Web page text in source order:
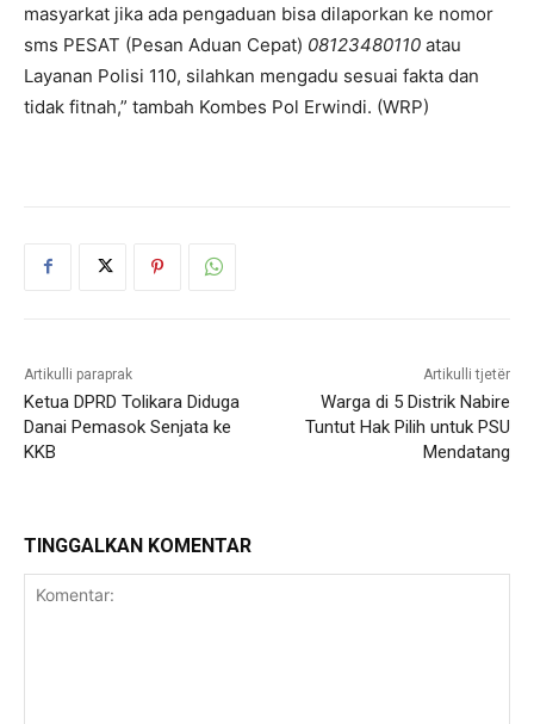
masyarkat jika ada pengaduan bisa dilaporkan ke nomor
sms PESAT (Pesan Aduan Cepat) 08123480110 atau
Layanan Polisi 110, silahkan mengadu sesuai fakta dan
tidak fitnah,” tambah Kombes Pol Erwindi. (WRP)
Artikulli paraprak
Ketua DPRD Tolikara Diduga
Danai Pemasok Senjata ke
KKB
Artikulli tjetër
Warga di 5 Distrik Nabire
Tuntut Hak Pilih untuk PSU
Mendatang
TINGGALKAN KOMENTAR